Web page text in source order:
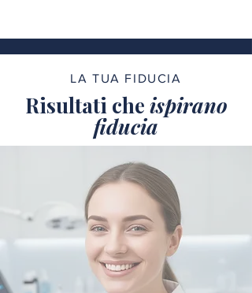
LA TUA FIDUCIA
Risultati che ispirano
fiducia